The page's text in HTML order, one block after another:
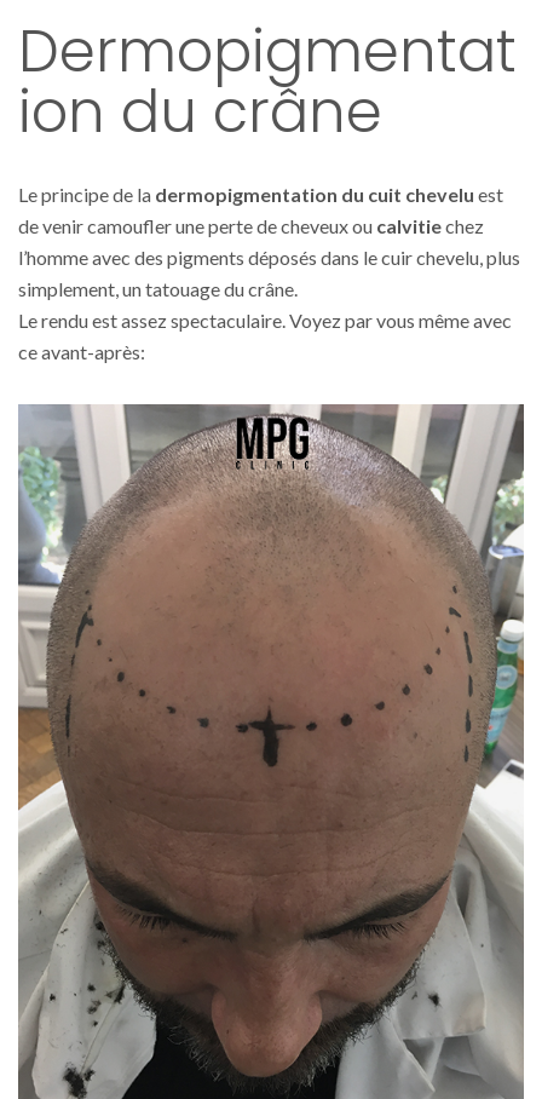
Dermopigmentat
ion du crâne
Le principe de la dermopigmentation du cuit chevelu est
de venir camoufler une perte de cheveux ou calvitiechez
l’homme avec des pigments déposés dans le cuir chevelu, plus
simplement, un tatouage du crâne.
Le rendu est assez spectaculaire. Voyez par vous même avec
ce avant-après: